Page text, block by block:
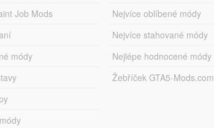
Job Mods
módy
Nejvíce oblíbené módy
Nejvíce stahované módy
Nejlépe hodnocené módy
Žebříček GTA5-Mods.com